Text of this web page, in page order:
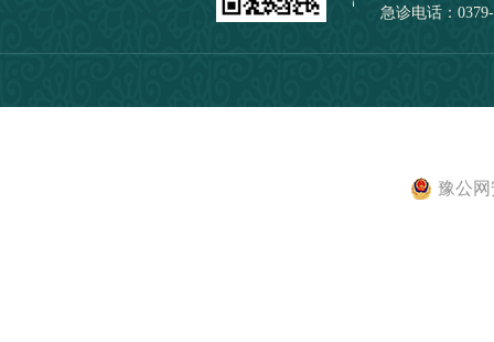
急诊电话：
豫公网